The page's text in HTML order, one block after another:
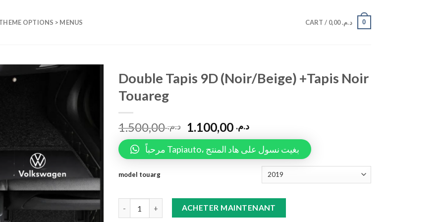
OPTIONS > MENUS CART / د.م.0,00 0
Add to
Double Tapis 9D (Noir/Beige) +Tapis Noir
Touareg
د.م.1.500,00 د.م.
مرحباً Tapiauto، بغيت نسول على هاد المنتج
model touarg
Double Tapis 9D (Noir/Beige) +Tapis Noir Touareg quantity
ACHETER MAINTENANT